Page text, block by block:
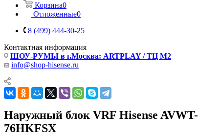
Корзина0
Отложенные0
8 (499) 444-30-25
Контактная информация
ШОУ-РУМЫ в г.Москва: ARTPLAY / ТЦ М2
info@shop-hisense.ru
Наружный блок VRF Hisense AVWT-
76HKFSX